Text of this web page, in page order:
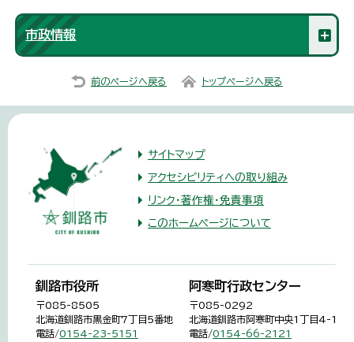
市政情報
前のページへ戻る トップページへ戻る
サイトマップ
アクセシビリティへの取り組み
リンク・著作権・免責事項
このホームページについて
釧路市役所
〒085-8505
北海道釧路市黒金町7丁目5番地
電話/0154-23-5151
阿寒町行政センター
〒085-0292
北海道釧路市阿寒町中央1丁目4-1
電話/0154-66-2121